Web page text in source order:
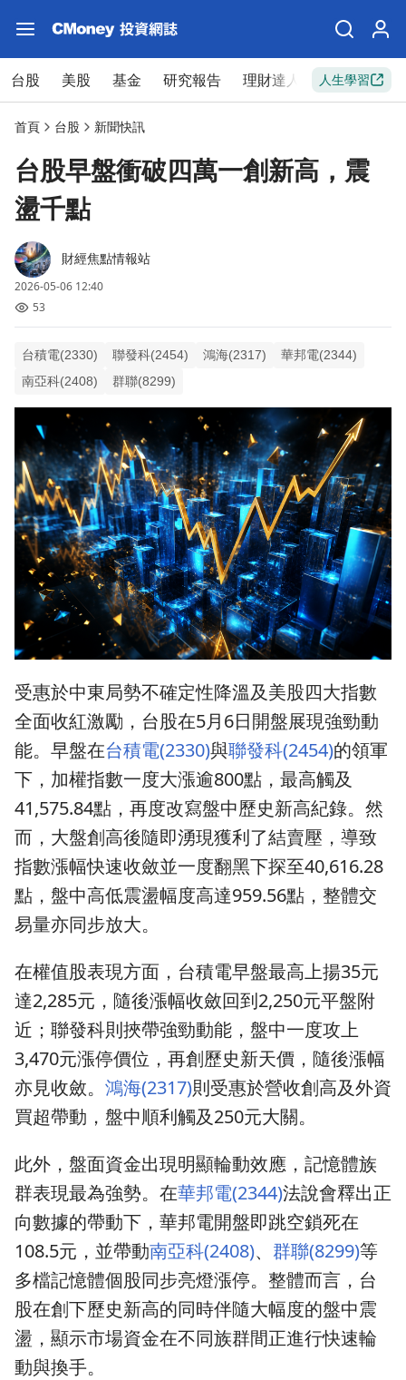
台股 美股 基金 研究報告 理財達人 新手入門
人生學習
首頁 台股 新聞快訊
台股早盤衝破四萬一創新高，震
盪千點
財經焦點情報站
2026-05-06 12:40
53
台積電(2330) 聯發科(2454) 鴻海(2317)
華邦電(2344)
南亞科(2408)
群聯(8299)
受惠於中東局勢不確定性降溫及美股四大指數
全面收紅激勵，台股在5月6日開盤展現強勁動
能。早盤在台積電(2330)與聯發科(2454)的領軍
下，加權指數一度大漲逾800點，最高觸及
41,575.84點，再度改寫盤中歷史新高紀錄。然
而，大盤創高後隨即湧現獲利了結賣壓，導致
指數漲幅快速收斂並一度翻黑下探至40,616.28
點，盤中高低震盪幅度高達959.56點，整體交
易量亦同步放大。
在權值股表現方面，台積電早盤最高上揚35元
達2,285元，隨後漲幅收斂回到2,250元平盤附
近；聯發科則挾帶強勁動能，盤中一度攻上
3,470元漲停價位，再創歷史新天價，隨後漲幅
亦見收斂。 鴻海(2317)則受惠於營收創高及外資
買超帶動，盤中順利觸及250元大關。
此外，盤面資金出現明顯輪動效應，記憶體族
群表現最為強勢。在華邦電(2344)法說會釋出正
向數據的帶動下，華邦電開盤即跳空鎖死在
108.5元，並帶動南亞科(2408)、 群聯(8299)等
多檔記憶體個股同步亮燈漲停。整體而言，台
股在創下歷史新高的同時伴隨大幅度的盤中震
盪，顯示市場資金在不同族群間正進行快速輪
動與換手。